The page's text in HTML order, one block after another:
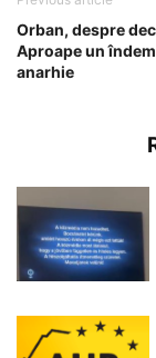
Orban, despre
Aproape un
anarhie